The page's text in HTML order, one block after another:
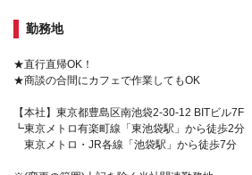
勤務地
★直行直帰OK！
★商談の合間にカフェで作業してもOK
【本社】東京都豊島区南池袋2-30-12 BITビル7F
┗東京メトロ有楽町線「東池袋駅」から徒歩2分
東京メトロ・JR各線「池袋駅」から徒歩7分